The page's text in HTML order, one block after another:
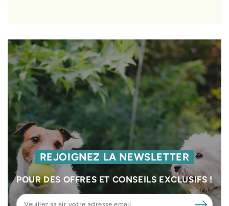
REJOIGNEZ LA NEWSLETTER
POUR DES OFFRES ET CONSEILS EXCLUSIFS !
Veuillez